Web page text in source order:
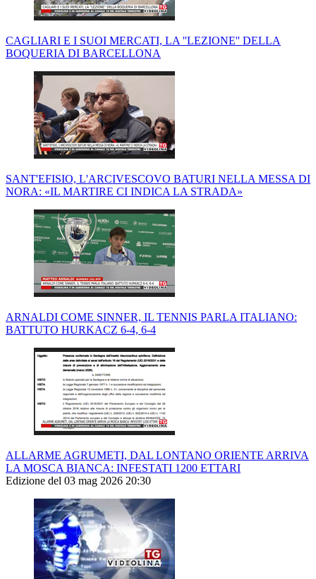
CAGLIARI E I SUOI MERCATI, LA ''LEZIONE'' DELLA
BOQUERIA DI BARCELLONA
SANT'EFISIO, L'ARCIVESCOVO BATURI NELLA MESSA DI
NORA: «IL MARTIRE CI INDICA LA STRADA»
ARNALDI COME SINNER, IL TENNIS PARLA ITALIANO:
BATTUTO HURKACZ 6-4, 6-4
ALLARME AGRUMETI, DAL LONTANO ORIENTE ARRIVA
LA MOSCA BIANCA: INFESTATI 1200 ETTARI
Edizione del 03 mag 2026 20:30